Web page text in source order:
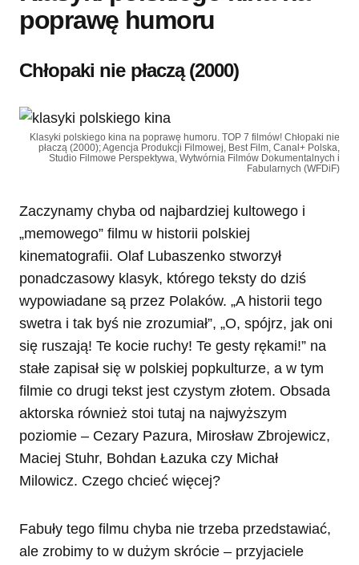
poprawę humoru
Chłopaki nie płaczą (2000)
Klasyki polskiego kina na poprawę humoru. TOP 7 filmów! Chłopaki nie
płaczą (2000); Agencja Produkcji Filmowej, Best Film, Canal+ Polska,
Studio Filmowe Perspektywa, Wytwórnia Filmów Dokumentalnych i
Fabularnych (WFDiF)
Zaczynamy chyba od najbardziej kultowego i
„memowego” filmu w historii polskiej
kinematografii. Olaf Lubaszenko stworzył
ponadczasowy klasyk, którego teksty do dziś
wypowiadane są przez Polaków. „A historii tego
swetra i tak byś nie zrozumiał”, „O, spójrz, jak oni
się ruszają! Te kocie ruchy! Te gesty rękami!” na
stałe zapisał się w polskiej popkulturze, a w tym
filmie co drugi tekst jest czystym złotem. Obsada
aktorska również stoi tutaj na najwyższym
poziomie – Cezary Pazura, Mirosław Zbrojewicz,
Maciej Stuhr, Bohdan Łazuka czy Michał
Milowicz. Czego chcieć więcej?
Fabuły tego filmu chyba nie trzeba przedstawiać,
ale zrobimy to w dużym skrócie – przyjaciele